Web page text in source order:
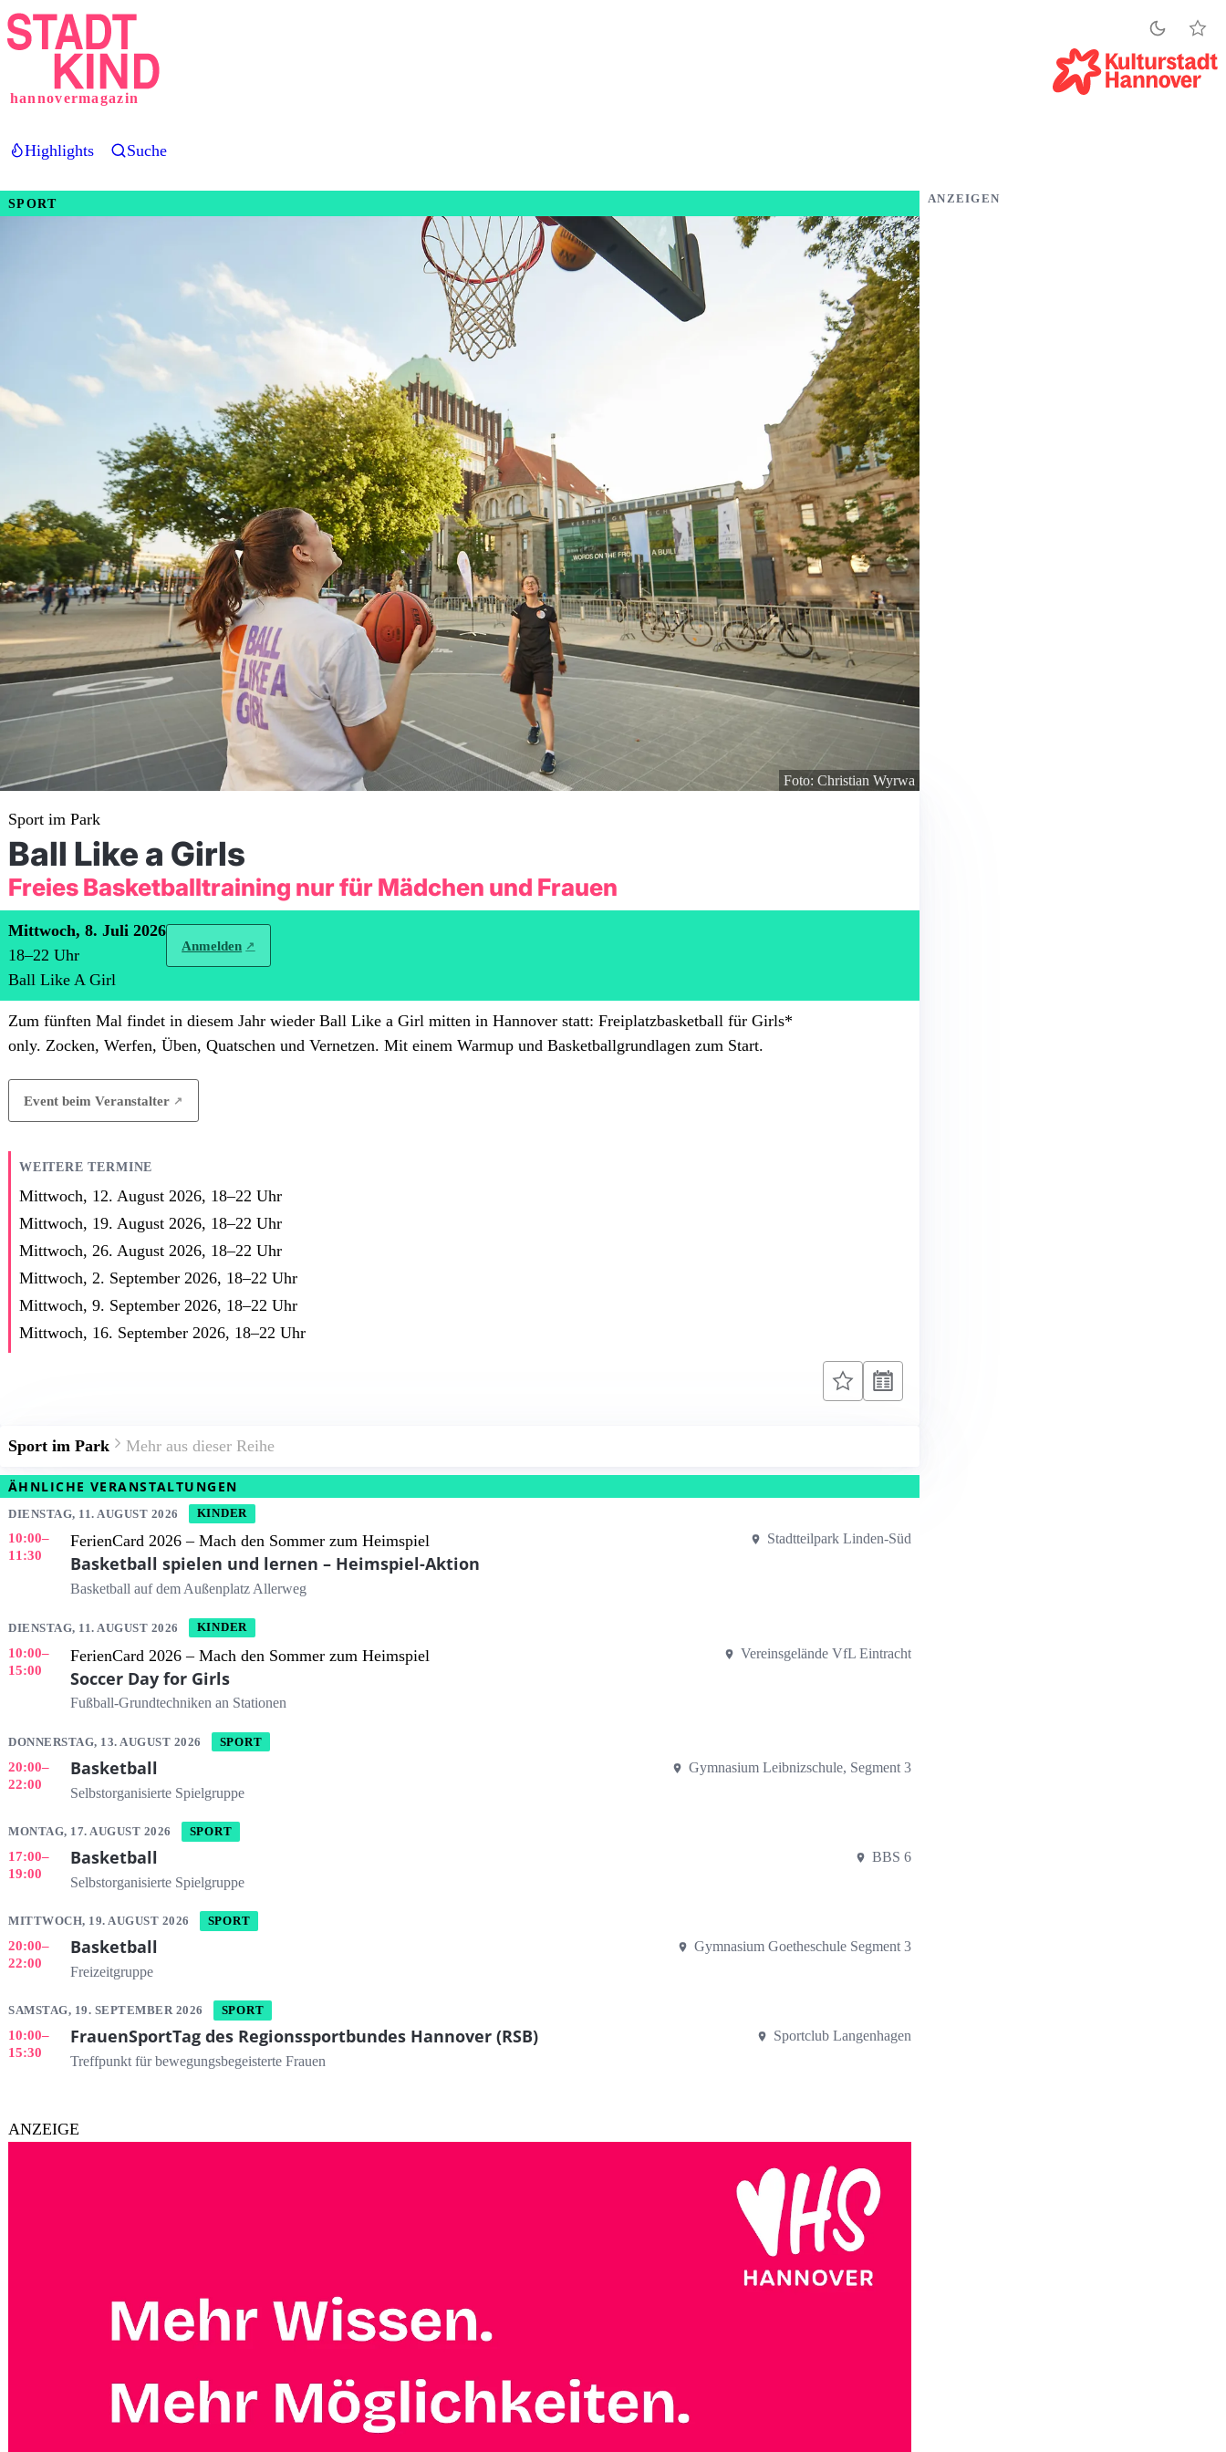
Direkt
zum
hannovermagazin
Highlights Suche
SPORT
Foto: Christian Wyrwa
Sport im Park
Ball Like a Girls
Freies Basketballtraining nur für Mädchen und Frauen
Mittwoch, 8. Juli 2026
18–22 Uhr
Ball Like A Girl
Anmelden
Zum fünften Mal findet in diesem Jahr wieder Ball Like a Girl mitten in Hannover statt: Freiplatzbasketball für Girls*
only. Zocken, Werfen, Üben, Quatschen und Vernetzen. Mit einem Warmup und Basketballgrundlagen zum Start.
Event beim Veranstalter
WEITERE TERMINE
Mittwoch, 12. August 2026, 18–22 Uhr
Mittwoch, 19. August 2026, 18–22 Uhr
Mittwoch, 26. August 2026, 18–22 Uhr
Mittwoch, 2. September 2026, 18–22 Uhr
Mittwoch, 9. September 2026, 18–22 Uhr
Mittwoch, 16. September 2026, 18–22 Uhr
Sport im Park Mehr aus dieser Reihe
ÄHNLICHE VERANSTALTUNGEN
DIENSTAG, 11. AUGUST 2026 KINDER
10:00–
11:30
FerienCard 2026 – Mach den Sommer zum Heimspiel
Basketball spielen und lernen – Heimspiel-Aktion
Basketball auf dem Außenplatz Allerweg
Stadtteilpark Linden-Süd
DIENSTAG, 11. AUGUST 2026 KINDER
10:00–
15:00
FerienCard 2026 – Mach den Sommer zum Heimspiel
Soccer Day for Girls
Fußball-Grundtechniken an Stationen
Vereinsgelände VfL Eintracht
DONNERSTAG, 13. AUGUST 2026 SPORT
20:00–
22:00
Basketball
Selbstorganisierte Spielgruppe
Gymnasium Leibnizschule, Segment 3
MONTAG, 17. AUGUST 2026 SPORT
17:00–
19:00
Basketball
Selbstorganisierte Spielgruppe
BBS 6
MITTWOCH, 19. AUGUST 2026 SPORT
20:00–
22:00
Basketball
Freizeitgruppe
Gymnasium Goetheschule Segment 3
SAMSTAG, 19. SEPTEMBER 2026 SPORT
10:00–
15:30
FrauenSportTag des Regionssportbundes Hannover (RSB)
Treffpunkt für bewegungsbegeisterte Frauen
Sportclub Langenhagen
ANZEIGE
ANZEIGEN